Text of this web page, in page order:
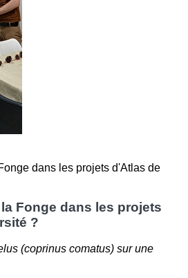
Fonge dans les projets
?
(coprinus comatus) sur une